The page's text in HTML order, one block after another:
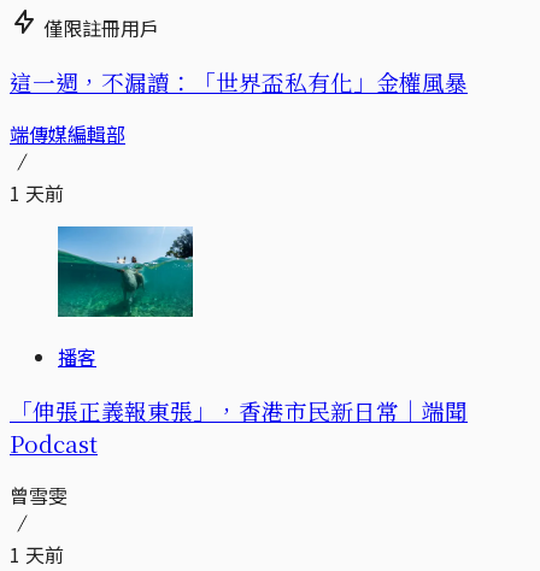
僅限註冊用戶
這一週，不漏讀：「世界盃私有化」金權風暴
端傳媒編輯部
1 天前
播客
「伸張正義報東張」，香港市民新日常｜端聞
Podcast
曾雪雯
1 天前